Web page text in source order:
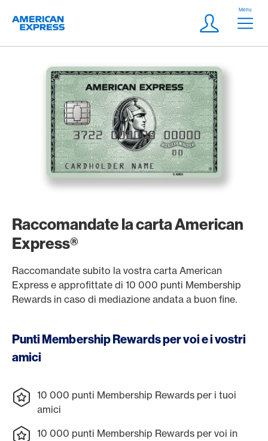
Logo
Meta
Login
Menu
Raccomandate la carta American
Express®
Raccomandate subito la vostra carta American
Express e approfittate di 10 000 punti Membership
Rewards in caso di mediazione andata a buon fine.
Punti Membership Rewards per voi e i vostri
amici
10 000 punti Membership Rewards per i tuoi
amici
10 000 punti Membership Rewards per voi in